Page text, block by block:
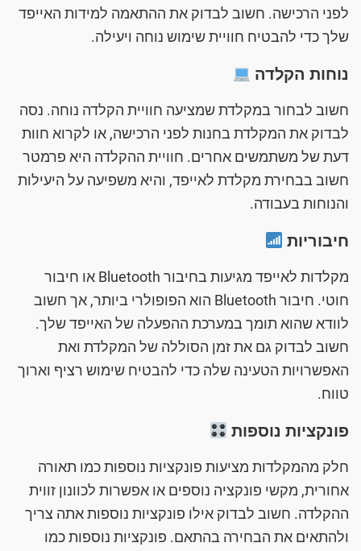
לפני הרכישה. חשוב לבדוק את ההתאמה למידות האייפד
שלך כדי להבטיח חוויית שימוש נוחה ויעילה.
נוחות הקלדה
חשוב לבחור במקלדת שמציעה חוויית הקלדה נוחה. נסה
לבדוק את המקלדת בחנות לפני הרכישה, או לקרוא חוות
דעת של משתמשים אחרים. חוויית ההקלדה היא פרמטר
חשוב בבחירת מקלדת לאייפד, והיא משפיעה על היעילות
והנוחות בעבודה.
חיבוריות
מקלדות לאייפד מגיעות בחיבור Bluetooth או חיבור
חוטי. חיבור Bluetooth הוא הפופולרי ביותר, אך חשוב
לוודא שהוא תומך במערכת ההפעלה של האייפד שלך.
חשוב לבדוק גם את זמן הסוללה של המקלדת ואת
האפשרויות הטעינה שלה כדי להבטיח שימוש רציף וארוך
טווח.
פונקציות נוספות
חלק מהמקלדות מציעות פונקציות נוספות כמו תאורה
אחורית, מקשי פונקציה נוספים או אפשרות לכוונון זווית
ההקלדה. חשוב לבדוק אילו פונקציות נוספות אתה צריך
ולהתאים את הבחירה בהתאם. פונקציות נוספות כמו